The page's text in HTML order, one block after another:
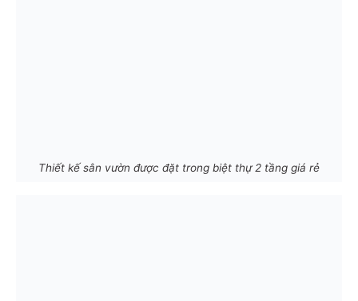
Thiết kế sân vườn được đặt trong biệt thự 2 tầng giá rẻ